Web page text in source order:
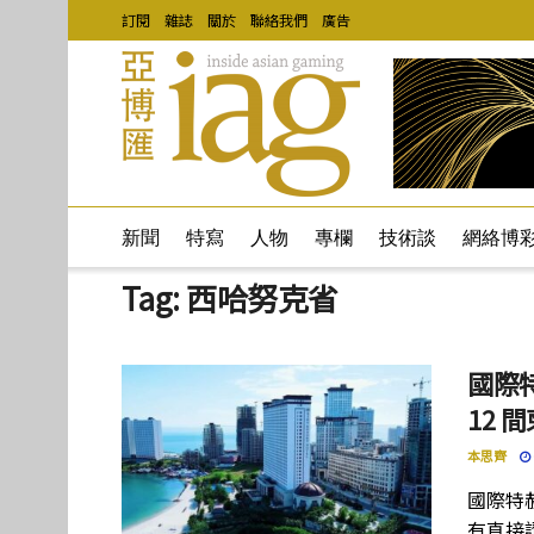
訂閱 雜誌 關於 聯絡我們 廣告
新聞 特寫 人物 專欄 技術談 網絡博
Tag:西哈努克省
國際
12
本思齊
國際特